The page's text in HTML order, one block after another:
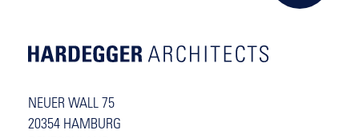
NEUER WALL 75
20354 HAMBURG